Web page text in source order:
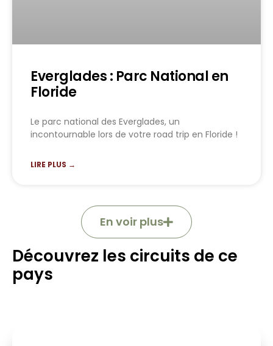
Everglades : Parc National en
Floride
Le parc national des Everglades, un
incontournable lors de votre road trip en Floride !
LIRE PLUS →
En voir plus
Découvrez les circuits de ce
pays